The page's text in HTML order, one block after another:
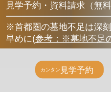
見学予約・資料請求（無料
※首都圏の墓地不足は深
早めに(参考：※墓地不足